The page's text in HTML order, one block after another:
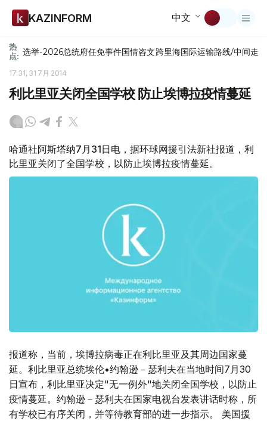
KAZINFORM 中文
热
点: 选举-2026总统府任免事件国情咨文跨里海国际运输路线/中间走廊
17:31, 31 7月 2014
利比里亚关闭全国学校 防止埃博拉疫情蔓延
哈通社阿斯塔纳7月31日电，据环球网援引法新社报道，利
比里亚关闭了全国学校，以防止埃博拉疫情蔓延。
报道称，当前，埃博拉病毒正在利比里亚及其周边国家蔓
延。利比里亚总统埃伦•约翰逊－瑟利夫在当地时间7月30
日宣布，利比里亚决定"无一例外"地关闭全国学校，以防止
疫情蔓延。约翰逊－瑟利夫在国家电视台发表讲话时称，所
有学校已有序关闭，并等待教育部的进一步指示。 美国援